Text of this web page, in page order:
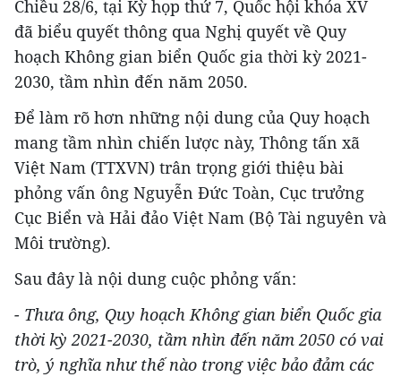
Chiều 28/6, tại Kỳ họp thứ 7, Quốc hội khóa XV
đã biểu quyết thông qua Nghị quyết về Quy
hoạch Không gian biển Quốc gia thời kỳ 2021-
2030, tầm nhìn đến năm 2050.
Để làm rõ hơn những nội dung của Quy hoạch
mang tầm nhìn chiến lược này, Thông tấn xã
Việt Nam (TTXVN) trân trọng giới thiệu bài
phỏng vấn ông Nguyễn Đức Toàn, Cục trưởng
Cục Biển và Hải đảo Việt Nam (Bộ Tài nguyên và
Môi trường).
Sau đây là nội dung cuộc phỏng vấn:
- Thưa ông, Quy hoạch Không gian biển Quốc gia
thời kỳ 2021-2030, tầm nhìn đến năm 2050 có vai
trò, ý nghĩa như thế nào trong việc bảo đảm các